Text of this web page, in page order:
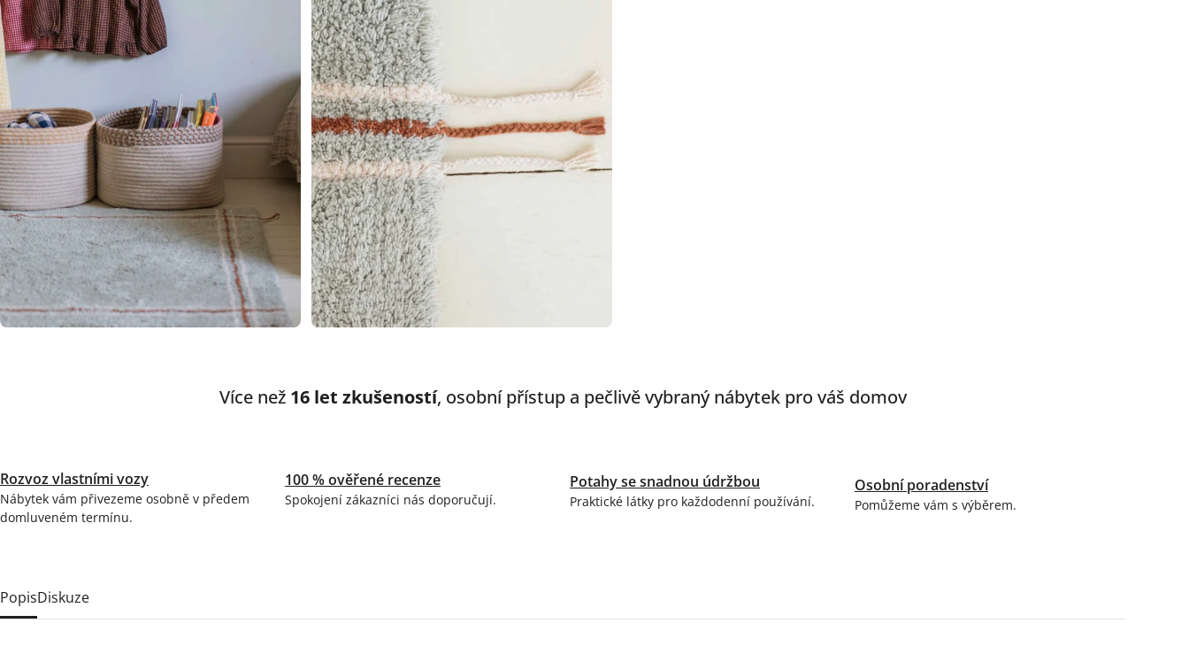
Více než 16 let zkušeností, osobní přístup a pečlivě vybraný nábytek pro váš domov
Rozvoz vlastními vozy
Nábytek vám přivezeme osobně v předem
domluveném termínu.
100 % ověřené recenze
Spokojení zákazníci nás doporučují.
Potahy se snadnou údržbou
Praktické látky pro každodenní používání.
Osobní poradenství
Pomůžeme vám s výběrem.
PopisDiskuze